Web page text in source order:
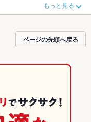
ろん、こだわりメニューから
、お店の最新情報をご紹介
デートやパーティーにもお
。
もっと見る
ページの先頭へ戻る